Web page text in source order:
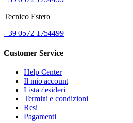
Tecnico Estero
+39 0572 1754499
Customer Service
Help Center
Il mio account
Lista desideri
Termini e condizioni
Resi
Pagamenti